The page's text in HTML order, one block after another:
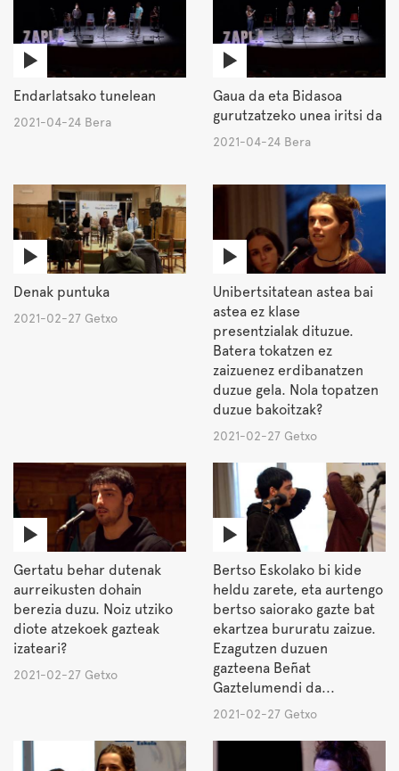
Endarlatsako tunelean
2021-04-24 Bera
Gaua da eta Bidasoa
gurutzatzeko unea iritsi da
2021-04-24 Bera
Denak puntuka
2021-02-27 Getxo
Unibertsitatean astea bai
astea ez klase
presentzialak dituzue.
Batera tokatzen ez
zaizuenez erdibanatzen
duzue gela. Nola topatzen
duzue bakoitzak?
2021-02-27 Getxo
Gertatu behar dutenak
aurreikusten dohain
berezia duzu. Noiz utziko
diote atzekoek gazteak
izateari?
2021-02-27 Getxo
Bertso Eskolako bi kide
heldu zarete, eta aurtengo
bertso saiorako gazte bat
ekartzea bururatu zaizue.
Ezagutzen duzuen
gazteena Beñat
Gaztelumendi da...
2021-02-27 Getxo